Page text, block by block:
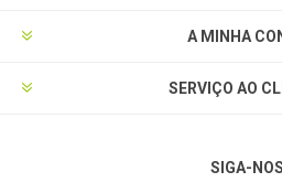
A MINHA
SERVIÇO AO
SIGA-NOS